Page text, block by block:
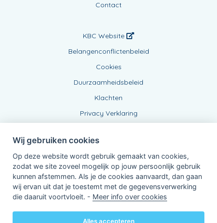
Contact
KBC Website
Belangenconflictenbeleid
Cookies
Duurzaamheidsbeleid
Klachten
Privacy Verklaring
Verbonden Agent, BE 0734 841 118
van KBC Verzekeringen nv
3000 Leuven - Belgie
Wij gebruiken cookies
Op deze website wordt gebruik gemaakt van cookies,
zodat we site zoveel mogelijk op jouw persoonlijk gebruik
kunnen afstemmen. Als je de cookies aanvaardt, dan gaan
wij ervan uit dat je toestemt met de gegevensverwerking
die daaruit voortvloeit. - Meer info over cookies
Alles accepteren